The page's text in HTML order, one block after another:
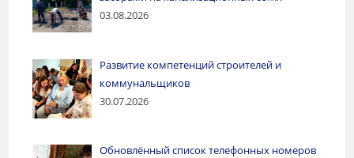
03.08.2026
Развитие компетенций строителей и
коммунальщиков
30.07.2026
Обновлённый список телефонных номеров